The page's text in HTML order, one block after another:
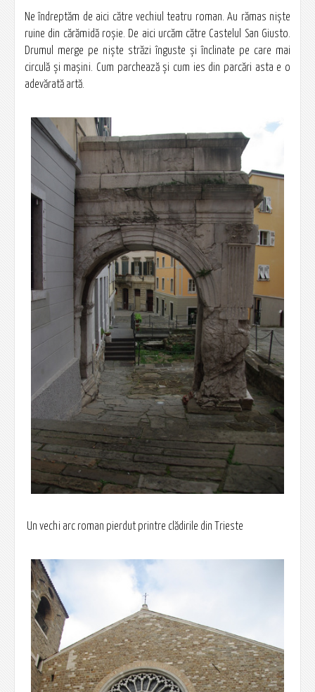
Ne îndreptăm de aici către vechiul teatru roman. Au rămas nişte
ruine din cărămidă roşie. De aici urcăm către Castelul San Giusto.
Drumul merge pe nişte străzi înguste şi înclinate pe care mai
circulă şi maşini. Cum parchează şi cum ies din parcări asta e o
adevărată artă.
Un vechi arc roman pierdut printre clădirile din Trieste